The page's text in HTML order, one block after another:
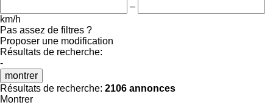
–
km/h
Pas assez de filtres ?
Proposer une modification
Résultats de recherche:
-
montrer
Résultats de recherche: 2106 annonces
Montrer